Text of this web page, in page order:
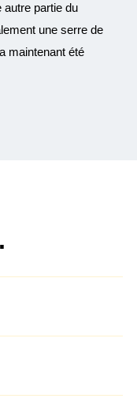
autre partie du
une serre de
maintenant été